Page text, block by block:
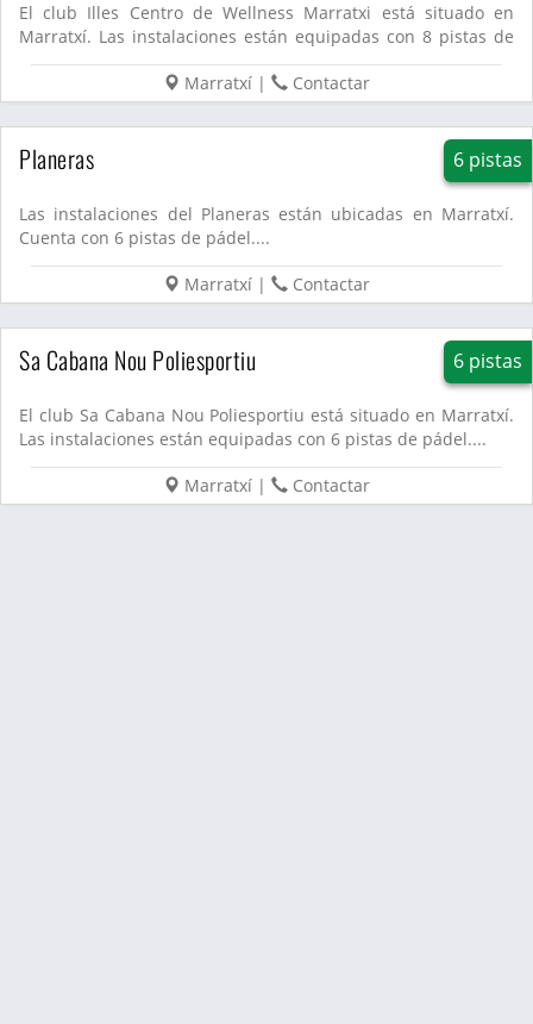
El club Illes Centro de Wellness Marratxi está situado en
Marratxí. Las instalaciones están equipadas con 8 pistas de
pád...
Marratxí | Contactar
Planeras 6 pistas
Las instalaciones del Planeras están ubicadas en Marratxí.
Cuenta con 6 pistas de pádel....
Marratxí | Contactar
Sa Cabana Nou Poliesportiu 6 pistas
El club Sa Cabana Nou Poliesportiu está situado en Marratxí.
Las instalaciones están equipadas con 6 pistas de pádel....
Marratxí | Contactar